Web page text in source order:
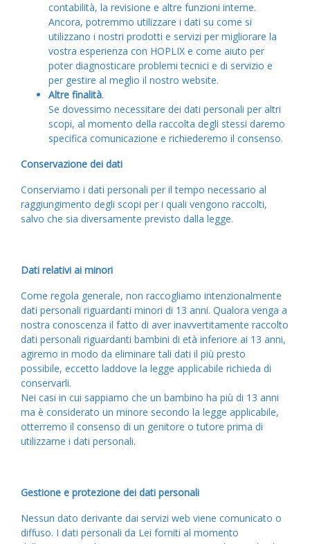
contabilità, la revisione e altre funzioni interne.
Ancora, potremmo utilizzare i dati su come si
utilizzano i nostri prodotti e servizi per migliorare la
vostra esperienza con HOPLIX e come aiuto per
poter diagnosticare problemi tecnici e di servizio e
per gestire al meglio il nostro website.
Altre finalità.
Se dovessimo necessitare dei dati personali per altri
scopi, al momento della raccolta degli stessi daremo
specifica comunicazione e richiederemo il consenso.
Conservazione dei dati
Conserviamo i dati personali per il tempo necessario al
raggiungimento degli scopi per i quali vengono raccolti,
salvo che sia diversamente previsto dalla legge.
Dati relativi ai minori
Come regola generale, non raccogliamo intenzionalmente
dati personali riguardanti minori di 13 anni. Qualora venga a
nostra conoscenza il fatto di aver inavvertitamente raccolto
dati personali riguardanti bambini di età inferiore ai 13 anni,
agiremo in modo da eliminare tali dati il più presto
possibile, eccetto laddove la legge applicabile richieda di
conservarli.
Nei casi in cui sappiamo che un bambino ha più di 13 anni
ma è considerato un minore secondo la legge applicabile,
otterremo il consenso di un genitore o tutore prima di
utilizzarne i dati personali.
Gestione e protezione dei dati personali
Nessun dato derivante dai servizi web viene comunicato o
diffuso. I dati personali da Lei forniti al momento